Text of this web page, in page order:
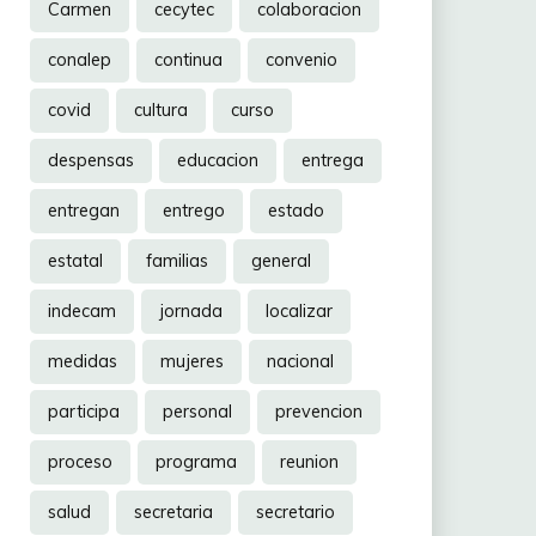
Carmen cecytec colaboracion
conalep continua convenio
covid cultura curso
despensas educacion entrega
entregan entrego estado
estatal familias general
indecam jornada localizar
medidas mujeres nacional
participa personal prevencion
proceso programa reunion
salud secretaria secretario